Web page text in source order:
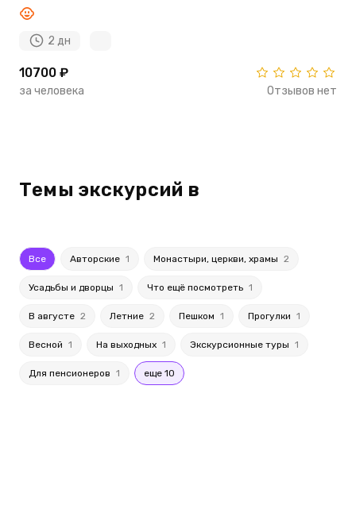
2 дн
10700 ₽
за человека Отзывов нет
Темы экскурсий в
Все Авторские 1 Монастыри, церкви, храмы 2
Усадьбы и дворцы 1 Что ещё посмотреть 1
В августе 2 Летние 2 Пешком 1 Прогулки 1
Весной 1 На выходных 1 Экскурсионные туры 1
Для пенсионеров 1 еще 10